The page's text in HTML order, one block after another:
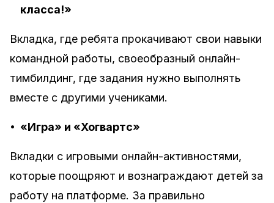
класса!»
Вкладка, где ребята прокачивают свои навыки
командной работы, своеобразный онлайн-
тимбилдинг, где задания нужно выполнять
вместе с другими учениками.
• «Игра» и «Хогвартс»
Вкладки с игровыми онлайн-активностями,
которые поощряют и вознаграждают детей за
работу на платформе. За правильно